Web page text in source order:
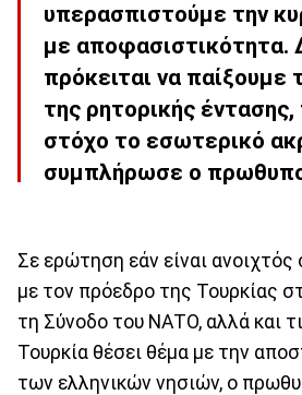
υπερασπιστούμε την
με αποφασιστικότητα.
πρόκειται να παίξουμε
της ρητορικής
στόχο το εσωτερικό
συμπλήρωσε ο
Σε ερώτηση εάν είναι ανοιχτός
με τον πρόεδρο της Τουρκίας
τη Σύνοδο του ΝΑΤΟ, αλλά και
Τουρκία θέσει θέμα με την
των ελληνικών νησιών, ο